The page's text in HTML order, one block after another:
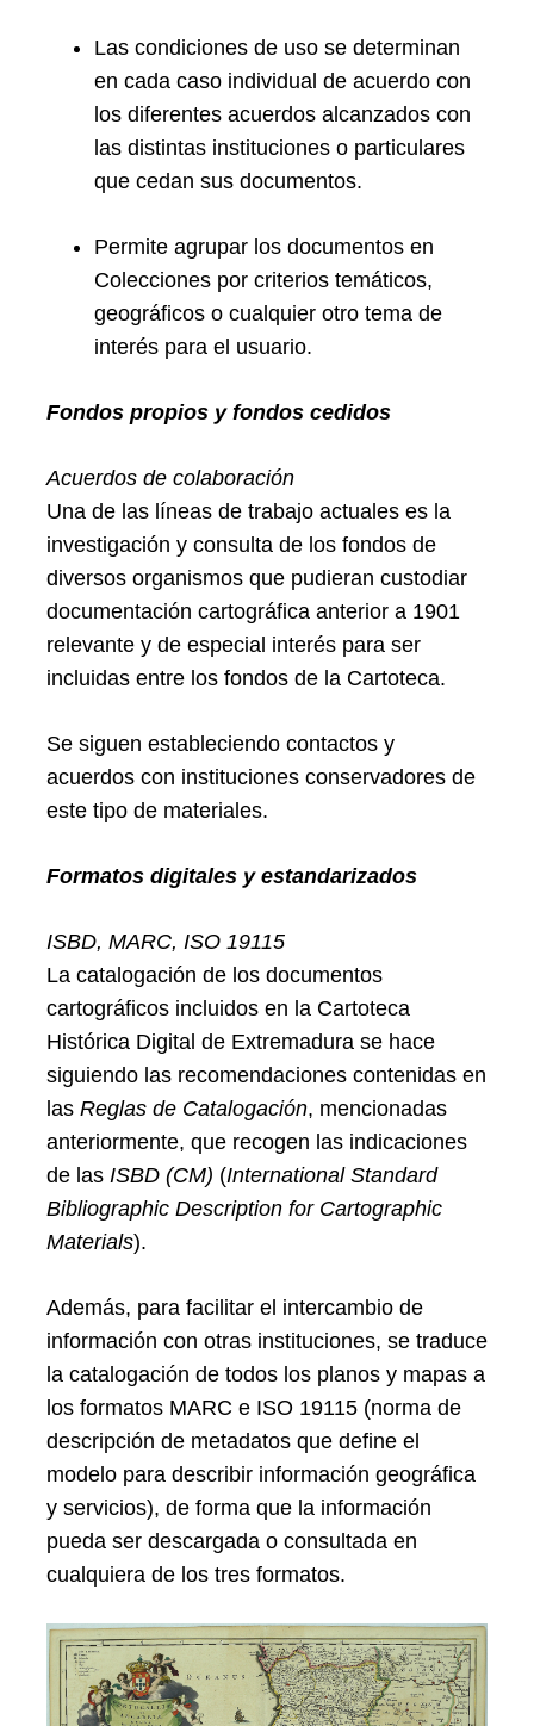
Las condiciones de uso se determinan
en cada caso individual de acuerdo con
los diferentes acuerdos alcanzados con
las distintas instituciones o particulares
que cedan sus documentos.
Permite agrupar los documentos en
Colecciones por criterios temáticos,
geográficos o cualquier otro tema de
interés para el usuario.
Fondos propios y fondos cedidos
Acuerdos de colaboración
Una de las líneas de trabajo actuales es la
investigación y consulta de los fondos de
diversos organismos que pudieran custodiar
documentación cartográfica anterior a 1901
relevante y de especial interés para ser
incluidas entre los fondos de la Cartoteca.
Se siguen estableciendo contactos y
acuerdos con instituciones conservadores de
este tipo de materiales.
Formatos digitales y estandarizados
ISBD, MARC, ISO 19115
La catalogación de los documentos
cartográficos incluidos en la Cartoteca
Histórica Digital de Extremadura se hace
siguiendo las recomendaciones contenidas en
las Reglas de Catalogación, mencionadas
anteriormente, que recogen las indicaciones
de las ISBD (CM) (International Standard
Bibliographic Description for Cartographic
Materials).
Además, para facilitar el intercambio de
información con otras instituciones, se traduce
la catalogación de todos los planos y mapas a
los formatos MARC e ISO 19115 (norma de
descripción de metadatos que define el
modelo para describir información geográfica
y servicios), de forma que la información
pueda ser descargada o consultada en
cualquiera de los tres formatos.